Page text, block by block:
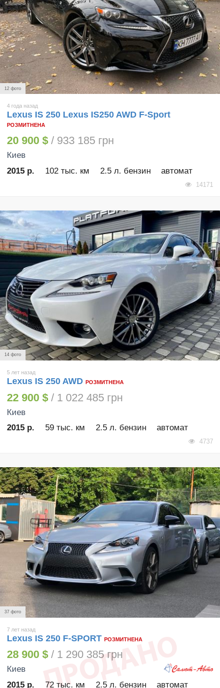
12 фото
4 года назад
Lexus IS 250 Lexus IS250 AWD F-Sport
РОЗМИТНЕНА
20 900 $ / 933 185 грн
Киев
2015 р.
102 тыс. км 2.5 л. бензин автомат
14171
14 фото
5 лет назад
Lexus IS 250 AWD РОЗМИТНЕНА
22 900 $ / 1 022 485 грн
Киев
2015 р.
59 тыс. км 2.5 л. бензин автомат
4737
37 фото
7 лет назад
Lexus IS 250 F-SPORT РОЗМИТНЕНА
28 900 $ / 1 290 385 грн
Киев
2015 р.
72 тыс. км 2.5 л. бензин автомат